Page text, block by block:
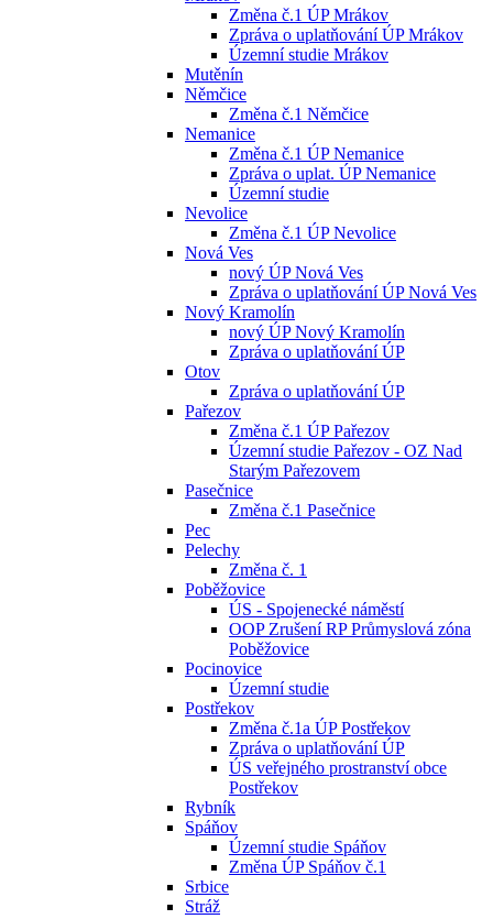
Změna č.1 ÚP Mrákov
Zpráva o uplatňování ÚP Mrákov
Územní studie Mrákov
Mutěnín
Němčice
Změna č.1 Němčice
Nemanice
Změna č.1 ÚP Nemanice
Zpráva o uplat. ÚP Nemanice
Územní studie
Nevolice
Změna č.1 ÚP Nevolice
Nová Ves
nový ÚP Nová Ves
Zpráva o uplatňování ÚP Nová Ves
Nový Kramolín
nový ÚP Nový Kramolín
Zpráva o uplatňování ÚP
Otov
Zpráva o uplatňování ÚP
Pařezov
Změna č.1 ÚP Pařezov
Územní studie Pařezov - OZ Nad
Starým Pařezovem
Pasečnice
Změna č.1 Pasečnice
Pec
Pelechy
Změna č. 1
Poběžovice
ÚS - Spojenecké náměstí
OOP Zrušení RP Průmyslová zóna
Poběžovice
Pocinovice
Územní studie
Postřekov
Změna č.1a ÚP Postřekov
Zpráva o uplatňování ÚP
ÚS veřejného prostranství obce
Postřekov
Rybník
Spáňov
Územní studie Spáňov
Změna ÚP Spáňov č.1
Srbice
Stráž